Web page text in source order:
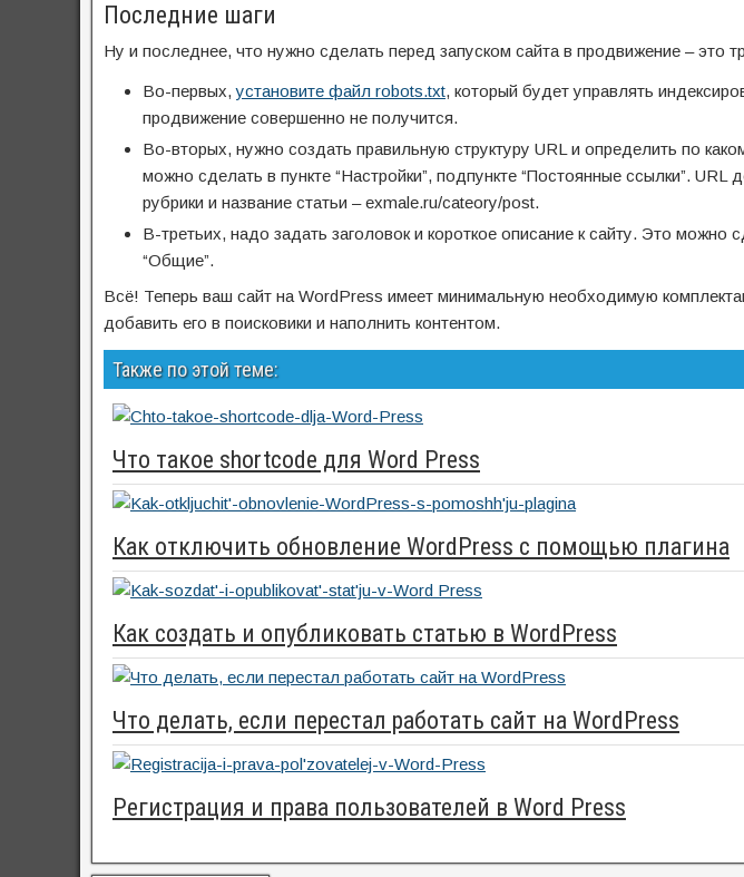
Последние шаги
Ну и последнее, что нужно сделать перед запуском сайта в продвижение – это
Во-первых,установите файл robots.txt, который будет управлять
продвижение совершенно не получится.
Во-вторых, нужно создать правильную структуру URL и определить по
можно сделать в пункте “Настройки”, подпункте “Постоянные ссылки”.
рубрики и название статьи – exmale.ru/cateory/post.
В-третьих, надо задать заголовок и короткое описание к сайту. Это можно
“Общие”.
Всё! Теперь ваш сайт на WordPress имеет минимальную необходимую
добавить его в поисковики и наполнить контентом.
Также по этой теме:
Что такое shortcode для Word Press
Как отключить обновление WordPress с помощью плагина
Как создать и опубликовать статью в WordPress
Что делать, если перестал работать сайт на WordPress
Регистрация и права пользователей в Word Press